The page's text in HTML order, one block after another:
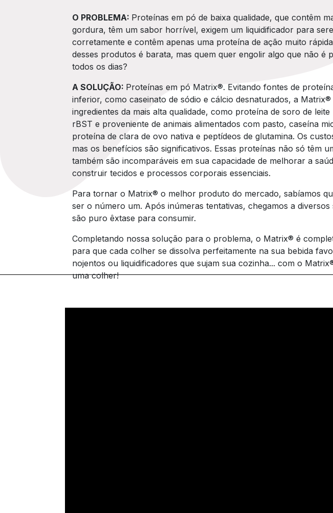
O PROBLEMA: Proteínas em pó de baixa qualidade, que contêm
gordura, têm um sabor horrível, exigem um liquidificador para
corretamente e contêm apenas uma proteína de ação muito
desses produtos é barata, mas quem quer engolir algo que não é
todos os dias?
A SOLUÇÃO: Proteínas em pó Matrix®. Evitando fontes de
inferior, como caseinato de sódio e cálcio desnaturados, a Matrix®
ingredientes da mais alta qualidade, como proteína de soro de
rBST e proveniente de animais alimentados com pasto, caseína
proteína de clara de ovo nativa e peptídeos de glutamina. Os
mas os benefícios são significativos. Essas proteínas não só têm
também são incomparáveis em sua capacidade de melhorar a
construir tecidos e processos corporais essenciais.
Para tornar o Matrix® o melhor produto do mercado, sabíamos
ser o número um. Após inúmeras tentativas, chegamos a diversos
são puro êxtase para consumir.
Completando nossa solução para o problema, o Matrix® é
para que cada colher se dissolva perfeitamente na sua bebida
nojentos ou liquidificadores que sujam sua cozinha... com o
uma colher!